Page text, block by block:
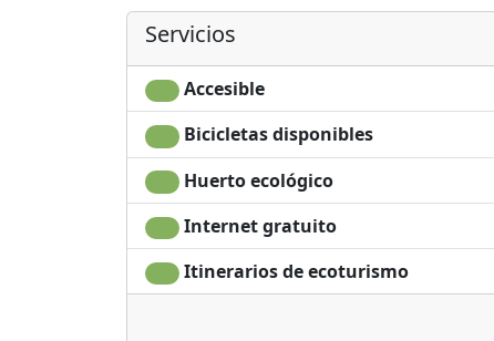
Servicios
Accesible
Bicicletas disponibles
Huerto ecológico
Internet gratuito
Itinerarios de ecoturismo